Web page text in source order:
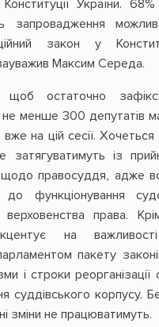
України.
запровадження
закон у
Максим Середа.
остаточно
не менше 300 депутатів
на цій сесії.
затягуватимуть із
щодо правосуддя, адже
до функціонування
верховенства права.
на
пакету
і строки
суддівського корпусу.
зміни не працюватимуть.